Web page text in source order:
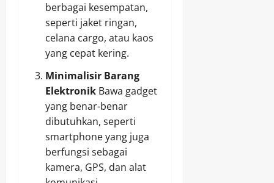
berbagai kesempatan,
seperti jaket ringan,
celana cargo, atau kaos
yang cepat kering.
Minimalisir Barang
Elektronik Bawa gadget
yang benar-benar
dibutuhkan, seperti
smartphone yang juga
berfungsi sebagai
kamera, GPS, dan alat